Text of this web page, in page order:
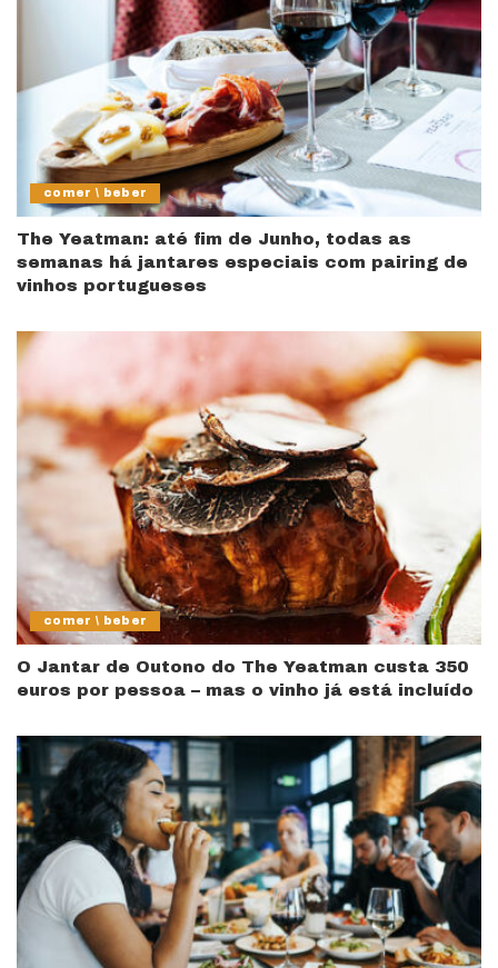
comer \ beber
The Yeatman: até fim de Junho, todas as
semanas há jantares especiais com pairing de
vinhos portugueses
comer \ beber
O Jantar de Outono do The Yeatman custa 350
euros por pessoa – mas o vinho já está incluído